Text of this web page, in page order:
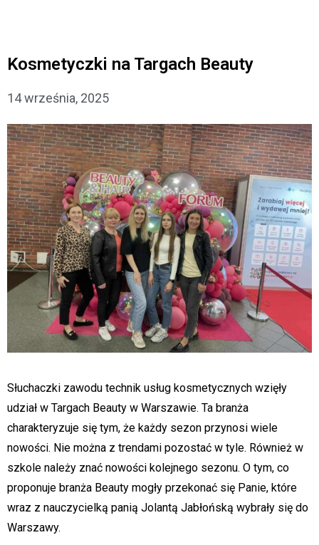
Kosmetyczki na Targach Beauty
14 września, 2025
Słuchaczki zawodu technik usług kosmetycznych wzięły
udział w Targach Beauty w Warszawie. Ta branża
charakteryzuje się tym, że każdy sezon przynosi wiele
nowości. Nie można z trendami pozostać w tyle. Również w
szkole należy znać nowości kolejnego sezonu. O tym, co
proponuje branża Beauty mogły przekonać się Panie, które
wraz z nauczycielką panią Jolantą Jabłońską wybrały się do
Warszawy.